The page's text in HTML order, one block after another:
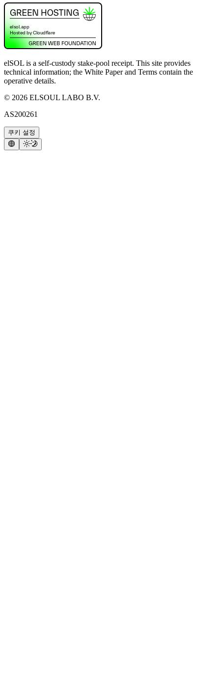
elSOL is a self-custody stake-pool receipt. This site provides
technical information; the White Paper and Terms contain the
operative details.
© 2026 ELSOUL LABO B.V.
AS200261
쿠키 설정